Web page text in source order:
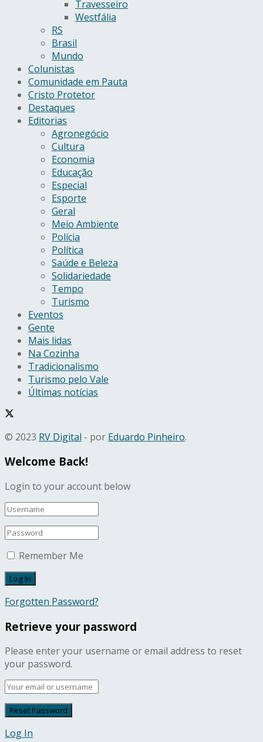
Travesseiro
Westfália
RS
Brasil
Mundo
Colunistas
Comunidade em Pauta
Cristo Protetor
Destaques
Editorias
Agronegócio
Cultura
Economia
Educação
Especial
Esporte
Geral
Meio Ambiente
Polícia
Política
Saúde e Beleza
Solidariedade
Tempo
Turismo
Eventos
Gente
Mais lidas
Na Cozinha
Tradicionalismo
Turismo pelo Vale
Últimas notícias
© 2023 RV Digital - por Eduardo Pinheiro.
Welcome Back!
Login to your account below
Remember Me
Forgotten Password?
Retrieve your password
Please enter your username or email address to reset
your password.
Log In